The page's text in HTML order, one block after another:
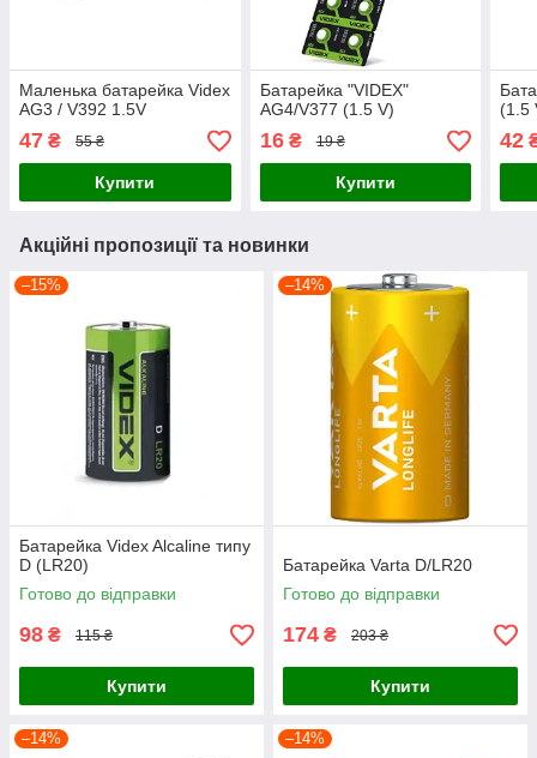
Маленька батарейка Videx
AG3 / V392 1.5V
47 ₴ 55 ₴
Купити
Батарейка "VIDEX"
AG4/V377 (1.5 V)
16₴ 19 ₴
Купити
(1.5
42
Акційні пропозиції та новинки
–15%
Батарейка Videx Alcaline типу
D (LR20)
Готово до відправки
98 ₴ 115 ₴
Купити
–14%
Батарейка Varta D/LR20
Готово до відправки
174 ₴ 203 ₴
Купити
–14% –14%